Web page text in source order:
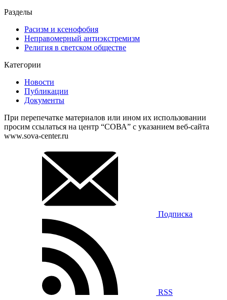
Разделы
Расизм и ксенофобия
Неправомерный антиэкстремизм
Религия в светском обществе
Категории
Новости
Публикации
Документы
При перепечатке материалов или ином их использовании
просим ссылаться на центр “СОВА” с указанием веб-сайта
www.sova-center.ru
Подписка
RSS